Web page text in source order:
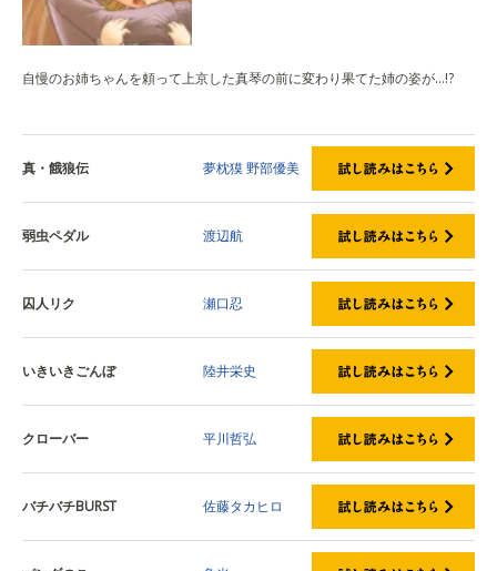
自慢のお姉ちゃんを頼って上京した真琴の前に変わり果てた姉の姿が…!?
真・餓狼伝 夢枕獏野部優美
弱虫ペダル 渡辺航
囚人リク 瀬口忍
いきいきごんぼ 陸井栄史
クローバー 平川哲弘
バチバチBURST 佐藤タカヒロ